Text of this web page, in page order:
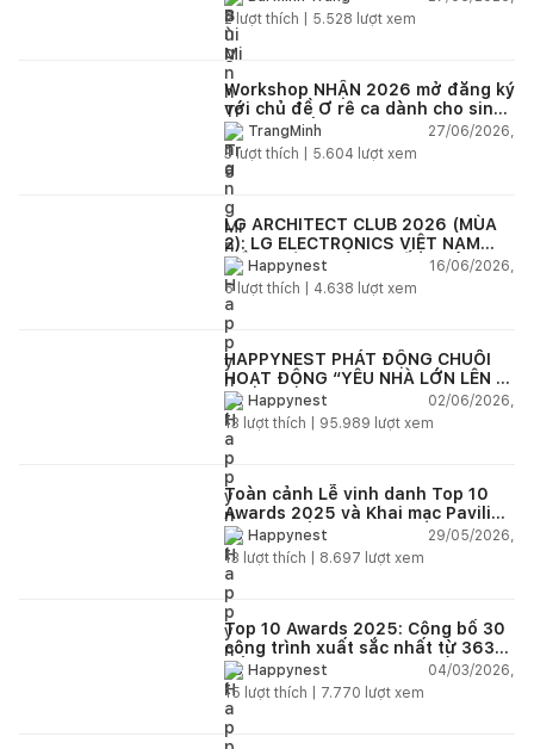
2lượt thích | 5.528 lượt xem
Workshop NHẬN 2026 mở đăng ký
với chủ đề Ơ rê ca dành cho sinh
viên và kiến trúc sư trẻ Việt Nam
TrangMinh
27/06/2026,
3lượt thích | 5.604 lượt xem
LG ARCHITECT CLUB 2026 (MÙA
2): LG ELECTRONICS VIỆT NAM
ĐỒNG HÀNH CÙNG KIẾN TRÚC SƯ
KIẾN TẠO KHÔNG GIAN SỐNG HIỆN
ĐẠI
Happynest
16/06/2026,
5lượt thích | 4.638 lượt xem
HAPPYNEST PHÁT ĐỘNG CHUỖI
HOẠT ĐỘNG “YÊU NHÀ LỚN LÊN -
HAPPYNEST GROWING HOME”
Happynest
02/06/2026,
13 lượt thích | 95.989 lượt xem
Toàn cảnh Lễ vinh danh Top 10
Awards 2025 và Khai mạc Pavilion
“Dong buồm”
Happynest
29/05/2026,
13 lượt thích | 8.697 lượt xem
Top 10 Awards 2025: Công bố 30
công trình xuất sắc nhất từ 363
đồ án dự thi trên toàn quốc
Happynest
04/03/2026,
15 lượt thích | 7.770 lượt xem